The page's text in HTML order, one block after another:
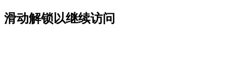
滑动解锁以继续访问